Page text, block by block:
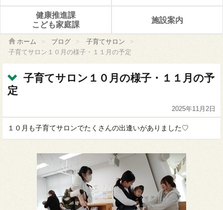
健康推進課
こども家庭課
施設案内
ホーム > ブログ > 子育てサロン
>
子育てサロン１０月の様子・１１月の予定
子育てサロン１０月の様子・１１月の予
定
2025年11月2日
１０月も子育てサロンでたくさんの出逢いがありました♡